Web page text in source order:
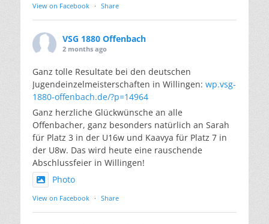
View on Facebook · Share
VSG 1880 Offenbach
2 months ago
Ganz tolle Resultate bei den deutschen
Jugendeinzelmeisterschaften in Willingen: wp.vsg-
1880-offenbach.de/?p=14964
Ganz herzliche Glückwünsche an alle
Offenbacher, ganz besonders natürlich an Sarah
für Platz 3 in der U16w und Kaavya für Platz 7 in
der U8w. Das wird heute eine rauschende
Abschlussfeier in Willingen!
Photo
View on Facebook · Share